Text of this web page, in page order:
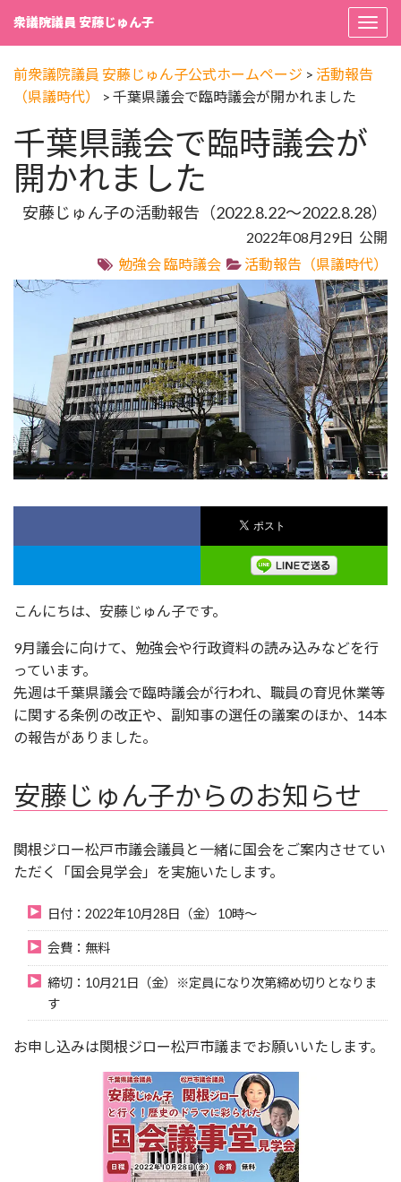
衆議院議員 安藤じゅん子
前衆議院議員 安藤じゅん子公式ホームページ > 活動報告
（県議時代）
> 千葉県議会で臨時議会が開かれました
千葉県議会で臨時議会が
開かれました
安藤じゅん子の活動報告（2022.8.22～2022.8.28）
2022年08月29日 公開
勉強会臨時議会 活動報告（県議時代）
こんにちは、安藤じゅん子です。
9月議会に向けて、勉強会や行政資料の読み込みなどを行
っています。
先週は千葉県議会で臨時議会が行われ、職員の育児休業等
に関する条例の改正や、副知事の選任の議案のほか、14本
の報告がありました。
安藤じゅん子からのお知らせ
関根ジロー松戸市議会議員と一緒に国会をご案内させてい
ただく「国会見学会」を実施いたします。
日付：2022年10月28日（金）10時～
会費：無料
締切：10月21日（金）※定員になり次第締め切りとなりま
す
お申し込みは関根ジロー松戸市議までお願いいたします。